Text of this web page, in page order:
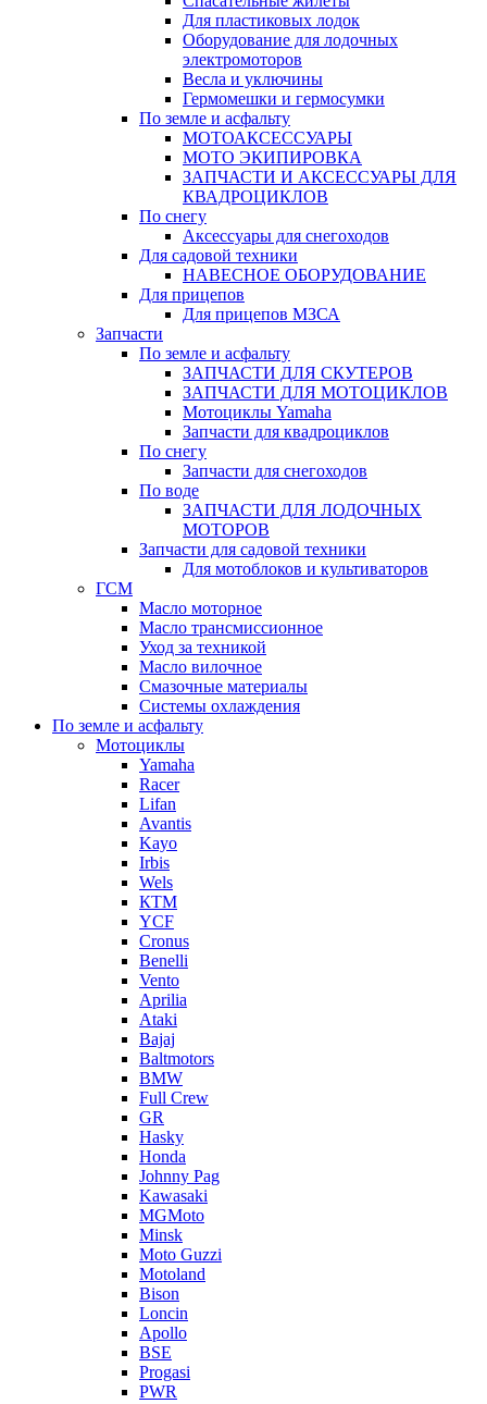
Для пластиковых лодок
Оборудование для лодочных
электромоторов
Весла и уключины
Гермомешки и гермосумки
По земле и асфальту
МОТОАКСЕССУАРЫ
МОТО ЭКИПИРОВКА
ЗАПЧАСТИ И АКСЕССУАРЫ ДЛЯ
КВАДРОЦИКЛОВ
По снегу
Аксессуары для снегоходов
Для садовой техники
НАВЕСНОЕ ОБОРУДОВАНИЕ
Для прицепов
Для прицепов МЗСА
Запчасти
По земле и асфальту
ЗАПЧАСТИ ДЛЯ СКУТЕРОВ
ЗАПЧАСТИ ДЛЯ МОТОЦИКЛОВ
Мотоциклы Yamaha
Запчасти для квадроциклов
По снегу
Запчасти для снегоходов
По воде
ЗАПЧАСТИ ДЛЯ ЛОДОЧНЫХ
МОТОРОВ
Запчасти для садовой техники
Для мотоблоков и культиваторов
ГСМ
Масло моторное
Масло трансмиссионное
Уход за техникой
Масло вилочное
Смазочные материалы
Системы охлаждения
По земле и асфальту
Мотоциклы
Yamaha
Racer
Lifan
Avantis
Kayo
Irbis
Wels
КТМ
YCF
Cronus
Benelli
Vento
Aprilia
Ataki
Bajaj
Baltmotors
BMW
Full Crew
GR
Hasky
Honda
Johnny Pag
Kawasaki
MGMoto
Minsk
Moto Guzzi
Motoland
Bison
Loncin
Apollo
BSE
Progasi
PWR